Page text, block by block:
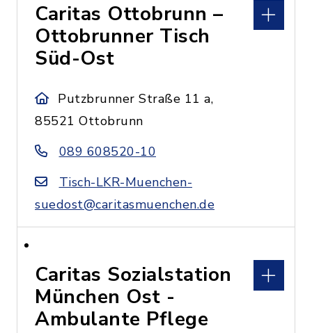
Caritas Ottobrunn –
Ottobrunner Tisch
Süd-Ost
Putzbrunner Straße 11 a,
85521 Ottobrunn
089 608520-10
Tisch-LKR-Muenchen-
suedost@caritasmuenchen.de
Caritas Sozialstation
München Ost -
Ambulante Pflege